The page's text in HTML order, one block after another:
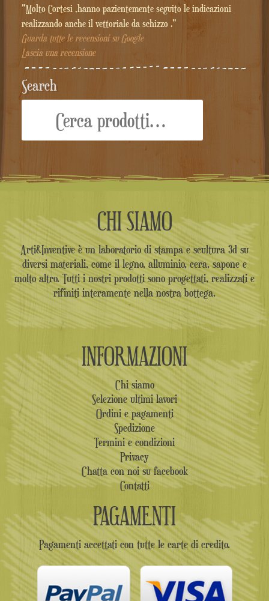
"Molto Cortesi ,hanno pazientemente seguito le indicazioni
realizzando anche il vettoriale da schizzo ."
Guarda tutte le recensioni su Google
Lascia una recensione
Search
CHI SIAMO
Arti&Inventive è un laboratorio di stampa e scultura 3d su
diversi materiali, come il legno, alluminio, cera, sapone e
molto altro. Tutti i nostri prodotti sono progettati, realizzati e
rifiniti interamente nella nostra bottega.
INFORMAZIONI
Chi siamo
Selezione ultimi lavori
Ordini e pagamenti
Spedizione
Termini e condizioni
Privacy
Chatta con noi su facebook
Contatti
PAGAMENTI
Pagamenti accettati con tutte le carte di credito.